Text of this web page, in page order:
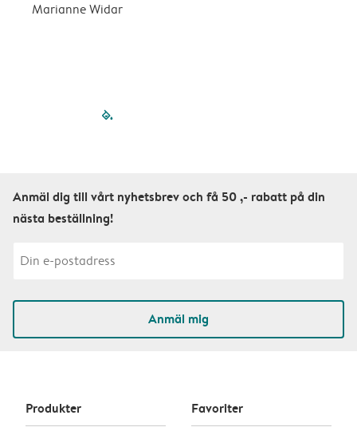
Marianne Widar
filled-pagination
Anmäl dig till vårt nyhetsbrev och få 50 ,- rabatt på din
nästa beställning!
Anmäl mig
Produkter Favoriter